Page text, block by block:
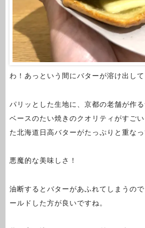
わ！あっという間にバターが溶け出して
パリッとした生地に、京都の老舗が作る
ベースのたい焼きのクオリティがすご
た北海道日高バターがたっぷりと重な
悪魔的な美味しさ！
油断するとバターがあふれてしまうの
ールドした方が良いですね。